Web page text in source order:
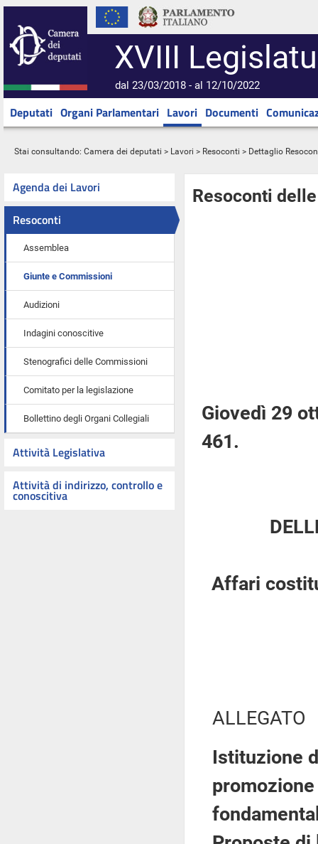
XVIII
dal 23/03/2018 - al 12/10/2022
Deputati Organi Parlamentari Lavori Documenti
Stai consultando: Camera dei deputati > Lavori > Resoconti > Dettaglio
Agenda dei Lavori
Resoconti
Assemblea
Giunte e Commissioni
Audizioni
Indagini conoscitive
Stenografici delle Commissioni
Comitato per la legislazione
Bollettino degli Organi Collegiali
Attività Legislativa
Attività di indirizzo, controllo e
conoscitiva
Resoconti
Giovedì 29
461.
Affari
ALLEGATO
Istituzione